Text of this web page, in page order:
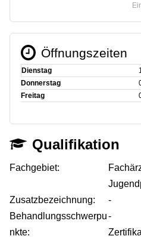
Öffnungszeiten
Dienstag
Donnerstag
Freitag
Qualifikation
Fachgebiet:
Zusatzbezeichnung:
-
Behandlungsschwerpu
nkte:
-